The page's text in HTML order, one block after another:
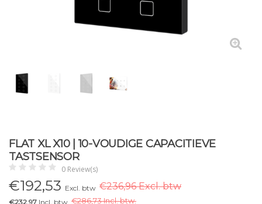
FLAT XL X10 | 10-VOUDIGE CAPACITIEVE
TASTSENSOR
0 Review(s)
€192,53 Excl. btw €236,96 Excl. btw
€232,97 Incl. btw €286,73 Incl. btw.